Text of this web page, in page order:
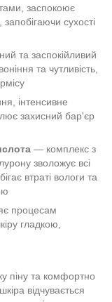
заспокоює
сухості
та заспокійливий
та чутливість,
інтенсивне
захисний бар'єр
— комплекс з
зволожує всі
втраті вологи та
процесам
гладкою,
піну та комфортно
відчувається